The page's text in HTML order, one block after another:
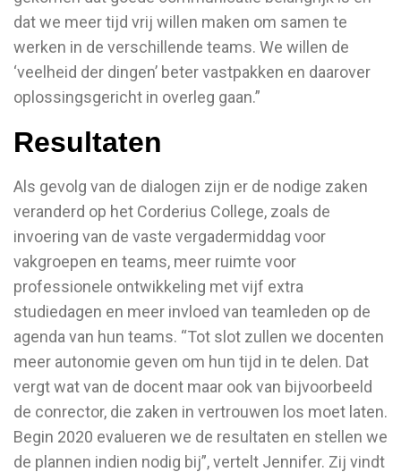
dat we meer tijd vrij willen maken om samen te
werken in de verschillende teams. We willen de
‘veelheid der dingen’ beter vastpakken en daarover
oplossingsgericht in overleg gaan.”
Resultaten
Als gevolg van de dialogen zijn er de nodige zaken
veranderd op het Corderius College, zoals de
invoering van de vaste vergadermiddag voor
vakgroepen en teams, meer ruimte voor
professionele ontwikkeling met vijf extra
studiedagen en meer invloed van teamleden op de
agenda van hun teams. “Tot slot zullen we docenten
meer autonomie geven om hun tijd in te delen. Dat
vergt wat van de docent maar ook van bijvoorbeeld
de conrector, die zaken in vertrouwen los moet laten.
Begin 2020 evalueren we de resultaten en stellen we
de plannen indien nodig bij”, vertelt Jennifer. Zij vindt